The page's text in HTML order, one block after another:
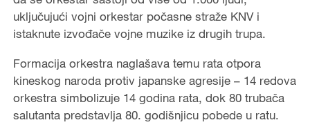
uključujući vojni orkestar počasne straže KNV i
istaknute izvođače vojne muzike iz drugih trupa.
Formacija orkestra naglašava temu rata otpora
kineskog naroda protiv japanske agresije – 14 redova
orkestra simbolizuje 14 godina rata, dok 80 trubača
salutanta predstavlja 80. godišnjicu pobede u ratu.